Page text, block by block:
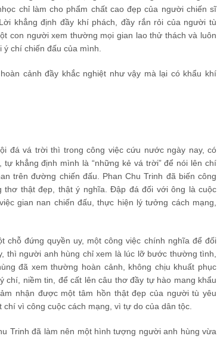
chỉ làm cho phẩm chất cao đẹp của người chiến sĩ
khẳng định đầy khí phách, đầy rắn rỏi của người tù
con người xem thường mọi gian lao thử thách và luôn
chí chiến đấu của mình.
cảnh đầy khắc nghiệt như vậy mà lại có khẩu khí
đá vá trời thì trong công việc cứu nước ngày nay, có
khẳng định mình là “những kẻ vá trời” để nói lên chí
trên đường chiến đấu. Phan Chu Trinh đã biến công
thơ thật đẹp, thật ý nghĩa. Đập đá đối với ông là cuộc
gian nan chiến đấu, thực hiện lý tưởng cách mạng,
đứng quyền uy, một công việc chính nghĩa để đối
thì người anh hùng chỉ xem là lúc lỡ bước thường tình,
đã xem thường hoàn cảnh, không chịu khuất phục
chí, niềm tin, để cất lên câu thơ đầy tự hào mang khẩu
nhận được một tâm hồn thật đẹp của người tù yêu
vì công cuộc cách mạng, vì tự do của dân tộc.
Trinh đã làm nên một hình tượng người anh hùng vừa